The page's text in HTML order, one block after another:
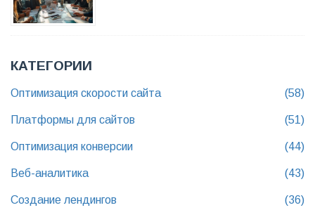
КАТЕГОРИИ
Оптимизация скорости сайта (58)
Платформы для сайтов (51)
Оптимизация конверсии (44)
Веб-аналитика (43)
Создание лендингов (36)